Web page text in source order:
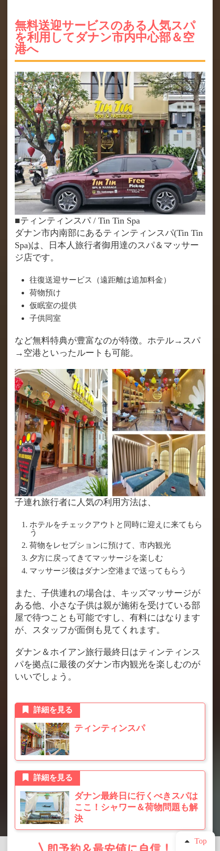
無料送迎サービスのある人気スパ
を利用してダナン市内中心部＆空
港へ
■ティンティンスパ / Tin Tin Spa
ダナン市内南部にあるティンティンスパ(Tin Tin
Spa)は、日本人旅行者御用達のスパ＆マッサー
ジ店です。
往復送迎サービス（遠距離は追加料金）
荷物預け
仮眠室の提供
子供同室
など無料特典が豊富なのが特徴。ホテル→スパ
→空港といったルートも可能。
子連れ旅行者に人気の利用方法は、
ホテルをチェックアウトと同時に迎えに来てもら
う
荷物をレセプションに預けて、市内観光
夕方に戻ってきてマッサージを楽しむ
マッサージ後はダナン空港まで送ってもらう
また、子供連れの場合は、キッズマッサージが
ある他、小さな子供は親が施術を受けている部
屋で待つことも可能ですし、有料にはなります
が、スタッフが面倒も見てくれます。
ダナン＆ホイアン旅行最終日はティンティンス
パを拠点に最後のダナン市内観光を楽しむのが
いいでしょう。
ティンティンスパ
詳細を見る
ダナン最終日に行くべきスパは
ここ！シャワー＆荷物問題も解
決
詳細を見る
Top